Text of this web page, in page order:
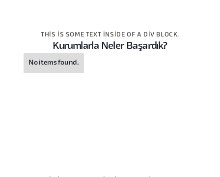
THIS IS SOME TEXT INSIDE OF A DIV BLOCK.
Kurumlarla Neler Başardık?
No items found.